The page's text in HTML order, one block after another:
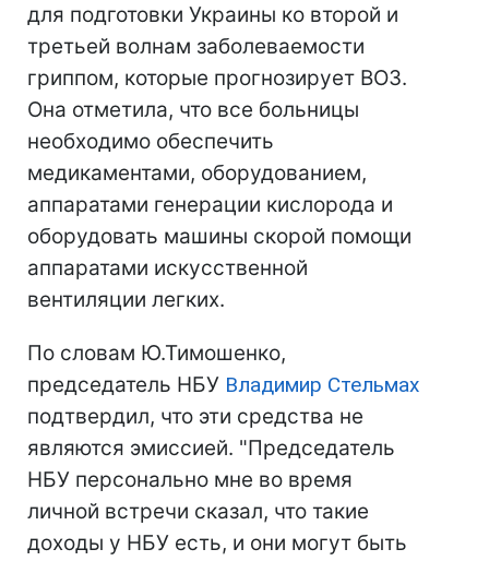
для подготовки Украины ко второй и
третьей волнам заболеваемости
гриппом, которые прогнозирует ВОЗ.
Она отметила, что все больницы
необходимо обеспечить
медикаментами, оборудованием,
аппаратами генерации кислорода и
оборудовать машины скорой помощи
аппаратами искусственной
вентиляции легких.
По словам Ю.Тимошенко,
председатель НБУ Владимир Стельмах
подтвердил, что эти средства не
являются эмиссией. "Председатель
НБУ персонально мне во время
личной встречи сказал, что такие
доходы у НБУ есть, и они могут быть